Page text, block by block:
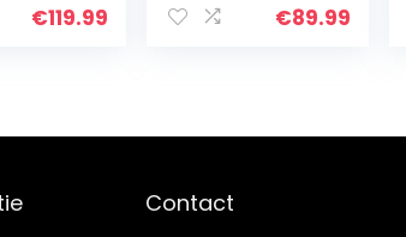
€119.99
56,5 x 56 x 21 cm,
€89.99
Contact